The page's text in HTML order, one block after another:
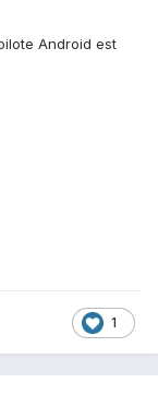
Android est
1